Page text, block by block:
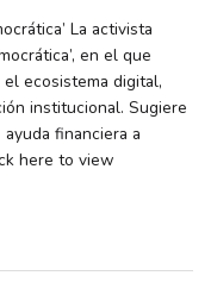
La activista
en el que
ecosistema digital,
institucional. Sugiere
financiera a
here to view